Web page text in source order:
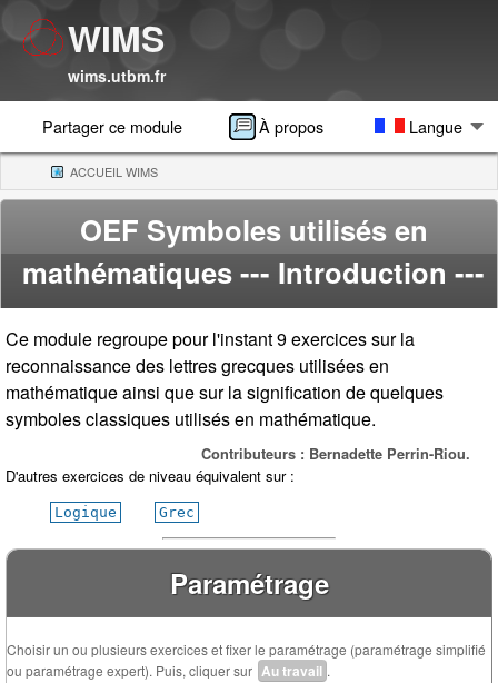
WIMS
wims.utbm.fr
Partager ce module À propos Langue
ACCUEIL WIMS(CURRENT)
OEF Symboles utilisés en
mathématiques--- Introduction ---
Ce module regroupe pour l'instant 9 exercices sur la
reconnaissance des lettres grecques utilisées en
mathématique ainsi que sur la signification de quelques
symboles classiques utilisés en mathématique.
Contributeurs : Bernadette Perrin-Riou.
D'autres exercices de niveau équivalent sur :
Logique Grec
Paramétrage
Choisir un ou plusieurs exercices et fixer le paramétrage (paramétrage simplifié
ou paramétrage expert). Puis, cliquer sur Au travail .